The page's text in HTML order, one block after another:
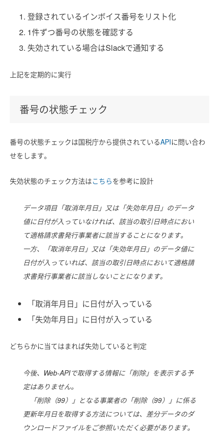
登録されているインボイス番号をリスト化
1件ずつ番号の状態を確認する
失効されている場合はSlackで通知する
上記を定期的に実行
番号の状態チェック
番号の状態チェックは国税庁から提供されているAPIに問い合わ
せをします。
失効状態のチェック方法はこちらを参考に設計
データ項目「取消年月日」又は「失効年月日」のデータ
値に日付が入っていなければ、該当の取引日時点におい
て適格請求書発行事業者に該当することになります。
一方、「取消年月日」又は「失効年月日」のデータ値に
日付が入っていれば、該当の取引日時点において適格請
求書発行事業者に該当しないことになります。
「取消年月日」に日付が入っている
「失効年月日」に日付が入っている
どちらかに当てはまれば失効していると判定
今後、Web-APIで取得する情報に「削除」を表示する予
定はありません。
「削除（99）」となる事業者の「削除（99）」に係る
更新年月日を取得する方法については、差分データのダ
ウンロードファイルをご参照いただく必要があります。